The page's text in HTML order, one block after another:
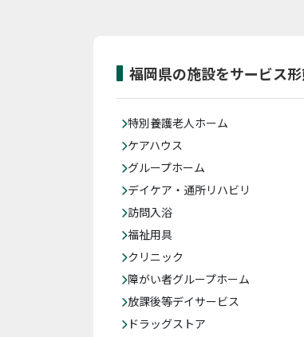
福岡県の施設をサービス
特別養護老人ホーム
ケアハウス
グループホーム
デイケア・通所リハビリ
訪問入浴
福祉用具
クリニック
障がい者グループホーム
放課後等デイサービス
ドラッグストア